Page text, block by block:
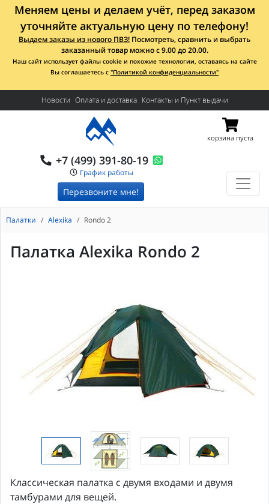
Меняем цены и делаем учёт, перед заказом
уточняйте актуальную цену по телефону!
Выдаем заказы из нового ПВЗ! Посмотреть, сравнить и выбрать
заказанный товар можно с 9.00 до 20.00.
Наш сайт использует файлы cookie и похожие технологии, оставаясь на сайте
Вы соглашаетесь с "Политикой конфиденциальности"
Новости Оплата и доставка Контакты и Пункт выдачи
+7 (499) 391-80-19
График работы
Перезвоните мне!
корзина пуста
Палатки Alexika Rondo 2
Палатка Alexika Rondo 2
Классическая палатка с двумя входами и двумя
тамбурами для вещей.